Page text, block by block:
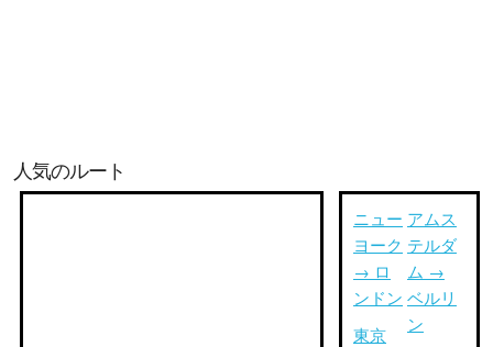
人気のルート
ニュー
ヨーク
→ ロ
ンドン
東京
アムス
テルダ
ム →
ベルリ
ン